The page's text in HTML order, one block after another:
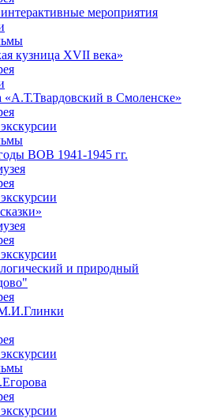
мероприятия
кузница XVII века»
«А.Т.Твардовский в Смоленске»
ВОВ 1941-1945 гг.
и природный